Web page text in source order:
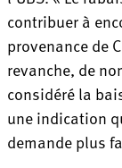
contribuer à
provenance de
revanche, de
considéré la
une indication
demande plus